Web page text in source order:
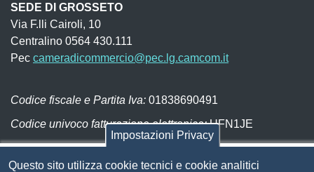
SEDE DI GROSSETO
Via F.lli Cairoli, 10
Centralino 0564 430.111
Pec cameradicommercio@pec.lg.camcom.it
Codice fiscale e Partita Iva: 01838690491
Codice univoco fatturazione elettronica:UFN1JE
Pagare con PagoPA
Impostazioni Privacy
Questo sito utilizza cookie tecnici e cookie analitici